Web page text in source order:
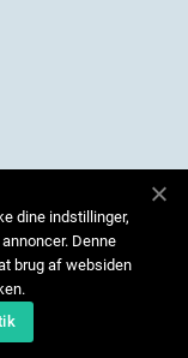
dine indstillinger,
Denne
brug af websiden